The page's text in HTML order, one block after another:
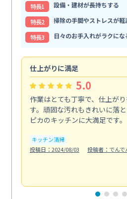
特⻑1
設備・建材が長持ちする
特⻑2
掃除の手間やストレスが軽
特⻑3
日々のお手入れがラクにな
仕上がりに満足
5.0
作業はとても丁寧で、仕上が
す。頑固な汚れもきれいに落
ピカのキッチンに大満足です。
キッチン清掃
投稿日：2024/08/03
投稿者：でんで